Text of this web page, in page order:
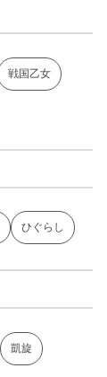
戦国乙女
ひぐらし
凱旋